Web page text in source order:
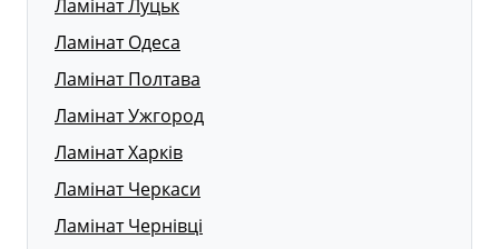
Ламінат Луцьк
Ламінат Одеса
Ламінат Полтава
Ламінат Ужгород
Ламінат Харків
Ламінат Черкаси
Ламінат Чернівці